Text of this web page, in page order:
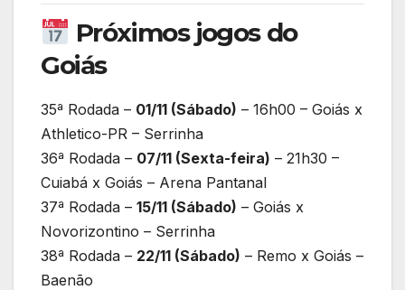
Próximos jogos do
Goiás
35ª Rodada – 01/11 (Sábado) – 16h00 – Goiás x
Athletico-PR – Serrinha
36ª Rodada – 07/11 (Sexta-feira) – 21h30 –
Cuiabá x Goiás – Arena Pantanal
37ª Rodada – 15/11 (Sábado) – Goiás x
Novorizontino – Serrinha
38ª Rodada – 22/11 (Sábado) – Remo x Goiás –
Baenão